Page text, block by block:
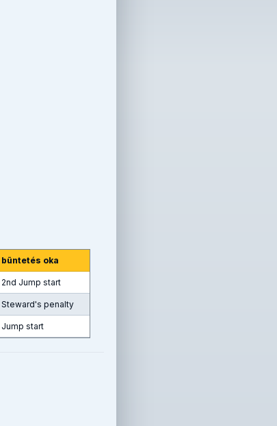
büntetés oka
2nd Jump start
Steward's penalty
Jump start